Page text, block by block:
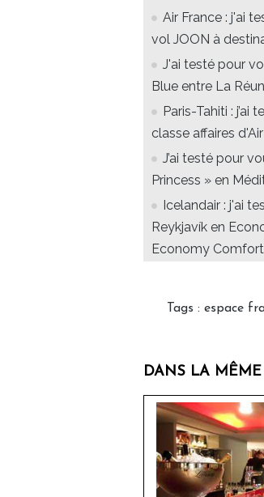
Air France : j'ai
vol JOON à
J'ai testé pour
Blue entre La
Paris-Tahiti : j’ai
classe affaires
J’ai testé pour
Princess » en
Icelandair : j'ai
Reykjavík en
Economy Comfort
Tags : espace
DANS LA MÊME